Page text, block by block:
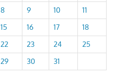
8 9 10
11
15 16 17
18
22 23 24
25
29 30 31